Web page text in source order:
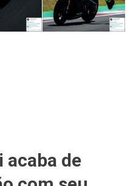
acaba de